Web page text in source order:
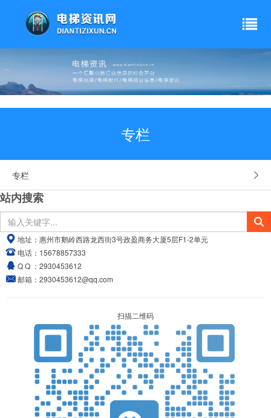
专栏
专栏
站内搜索
地址： 惠州市鹅岭西路龙西街3号政盈商务大厦5层F1-2单元
电话： 15678857333
Q Q ： 2930453612
邮箱： 2930453612@qq.com
扫描二维码